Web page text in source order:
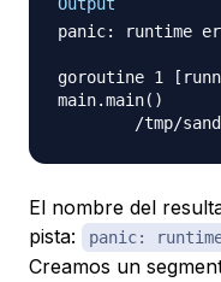
Output
panic: runtime
goroutine 1
main.main()
El nombre del
pista:
panic:
Creamos un